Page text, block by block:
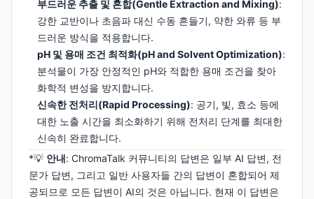
부드러운 추출 및 혼합(Gentle Extraction and Mixing):
강한 교반이나 초음파 대신 수동 흔들기, 약한 와류 등 부
드러운 방식을 적용합니다.
pH 및 용매 조건 최적화(pH and Solvent Optimization):
분석물이 가장 안정적인 pH와 적합한 용매 조건을 찾아
화학적 변성을 방지합니다.
신속한 전처리(Rapid Processing): 공기, 빛, 효소 등에
대한 노출 시간을 최소화하기 위해 전처리 단계를 최대한
신속히 완료합니다.
*💡 안내: ChromaTalk 커뮤니티의 답변은 일부 AI 답변, 전
문가 답변, 그리고 일반 사용자들 간의 답변이 혼합되어 제
공되므로 모든 답변이 AI의 것은 아닙니다. 현재 이 답변은